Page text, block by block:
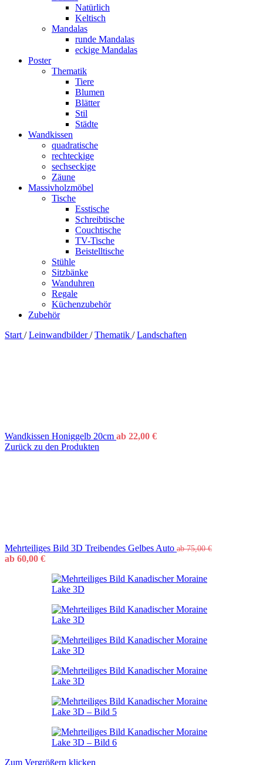
Natürlich
Keltisch
Mandalas
runde Mandalas
eckige Mandalas
Poster
Thematik
Tiere
Blumen
Blätter
Stil
Städte
Wandkissen
quadratische
rechteckige
sechseckige
Zäune
Massivholzmöbel
Tische
Esstische
Schreibtische
Couchtische
TV-Tische
Beistelltische
Stühle
Sitzbänke
Wanduhren
Regale
Küchenzubehör
Zubehör
Start / Leinwandbilder/ Thematik / Landschaften
Wandkissen Honiggelb 20cm ab 22,00 €
Zurück zu den Produkten
Mehrteiliges Bild 3D Treibendes Gelbes Auto ab75,00€
ab 60,00 €
Zum Vergrößern klicken